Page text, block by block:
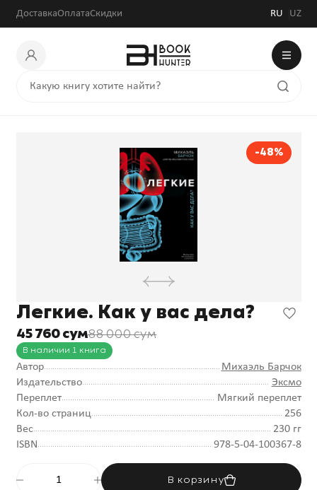
ДоставкаОплатаСкидки RU UZ
-48%
Легкие. Как у вас дела?
45 760 сум88 000 сум
В наличии 1 книга
Автор
Михаэль Барчок
Издательство
Эксмо
Переплет
Мягкий переплет
Кол-во страниц
256
Вес
230 гг
ISBN
978-5-04-100367-8
В корзину